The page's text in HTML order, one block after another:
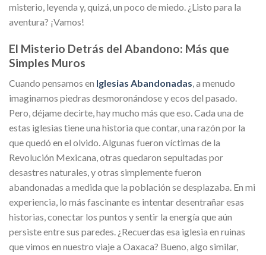
misterio, leyenda y, quizá, un poco de miedo. ¿Listo para la
aventura? ¡Vamos!
El Misterio Detrás del Abandono: Más que
Simples Muros
Cuando pensamos en Iglesias Abandonadas, a menudo
imaginamos piedras desmoronándose y ecos del pasado.
Pero, déjame decirte, hay mucho más que eso. Cada una de
estas iglesias tiene una historia que contar, una razón por la
que quedó en el olvido. Algunas fueron víctimas de la
Revolución Mexicana, otras quedaron sepultadas por
desastres naturales, y otras simplemente fueron
abandonadas a medida que la población se desplazaba. En mi
experiencia, lo más fascinante es intentar desentrañar esas
historias, conectar los puntos y sentir la energía que aún
persiste entre sus paredes. ¿Recuerdas esa iglesia en ruinas
que vimos en nuestro viaje a Oaxaca? Bueno, algo similar,